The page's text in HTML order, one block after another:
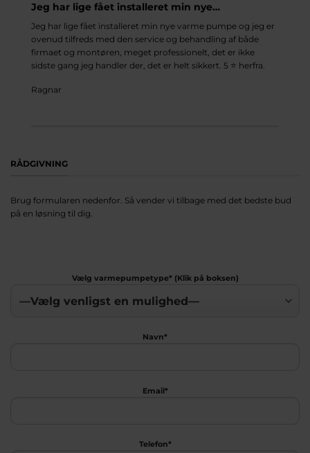
Jeg har lige fået installeret min nye…
Jeg har lige fået installeret min nye varme pumpe og jeg er
ovenud tilfreds med den service og behandling af både
firmaet og montøren, meget professionelt, det er ikke
sidste gang jeg handler der, det er helt sikkert. 5 ⭐️ herfra.
Ragnar
RÅDGIVNING
Brug formularen nedenfor. Så vender vi tilbage med det bedste bud
på en løsning til dig.
Vælg varmepumpetype* (Klik på boksen)
Navn*
Email*
Telefon*